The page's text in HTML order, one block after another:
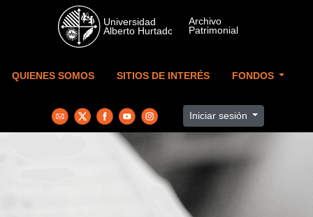
Skip to main content
QUIENES SOMOS SITIOS DE INTERÉS FONDOS
Iniciar sesión